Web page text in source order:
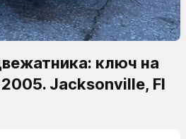
ключ на
Jacksonville, Fl